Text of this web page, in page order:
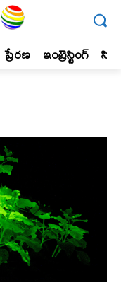
ప్రేర‌ణ‌ ఇంట్రెస్టింగ్‌